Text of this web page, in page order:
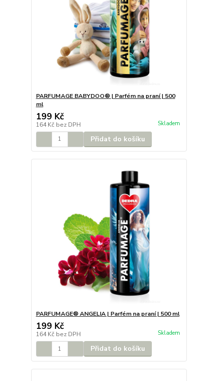
PARFUMAGE BABYDOO® | Parfém na praní | 500
ml
199 Kč
164 Kč bez DPH Skladem
Přidat do košíku
PARFUMAGE® ANGELIA | Parfém na praní | 500 ml
199 Kč
164 Kč bez DPH Skladem
Přidat do košíku